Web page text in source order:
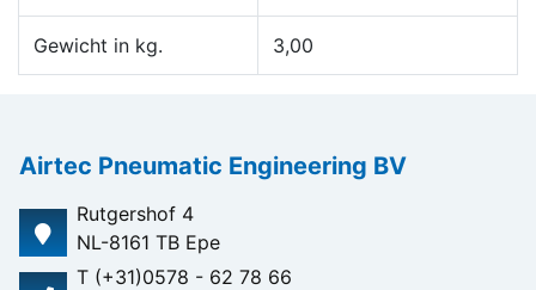
Gewicht in kg. 3,00
Airtec Pneumatic Engineering BV
Rutgershof 4
NL-8161 TB Epe
T (+31)0578 - 62 78 66